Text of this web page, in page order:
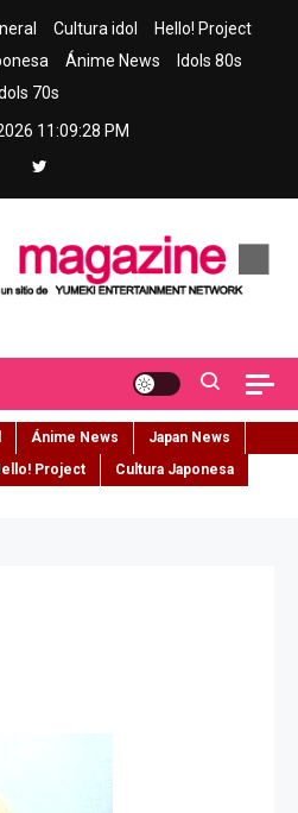
Cultura idol
Hello! Project
Ánime News
Idols 80s
70s
11:09:29 PM
Ánime News
Japan News
Project
Cultura Japonesa